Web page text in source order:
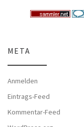
META
Anmelden
Eintrags-Feed
Kommentar-Feed